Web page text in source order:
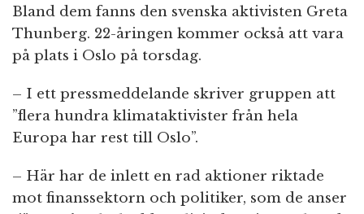
Bland dem fanns den svenska aktivisten Greta
Thunberg. 22-åringen kommer också att vara
på plats i Oslo på torsdag.
– I ett pressmeddelande skriver gruppen att
”flera hundra klimataktivister från hela
Europa har rest till Oslo”.
– Här har de inlett en rad aktioner riktade
mot finanssektorn och politiker, som de anser